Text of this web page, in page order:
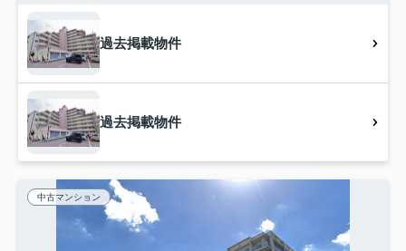
過去掲載物件
過去掲載物件
中古マンション